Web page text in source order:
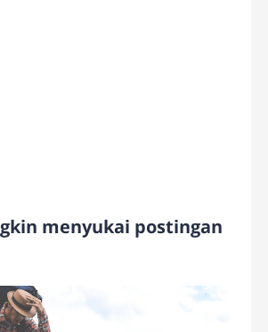
menyukai postingan